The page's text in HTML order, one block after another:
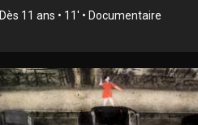
Dès 11 ans • 11' • Documentaire